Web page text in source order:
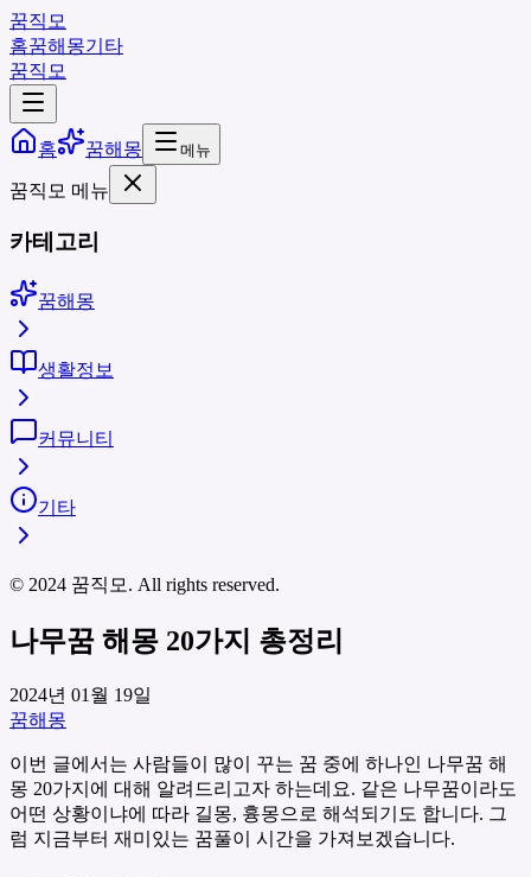
꿈직모
홈꿈해몽기타
꿈직모
홈 꿈해몽 메뉴
꿈직모 메뉴
카테고리
꿈해몽
생활정보
커뮤니티
기타
© 2024 꿈직모. All rights reserved.
나무꿈 해몽 20가지 총정리
2024년 01월 19일
꿈해몽
이번 글에서는 사람들이 많이 꾸는 꿈 중에 하나인 나무꿈 해
몽 20가지에 대해 알려드리고자 하는데요. 같은 나무꿈이라도
어떤 상황이냐에 따라 길몽, 흉몽으로 해석되기도 합니다. 그
럼 지금부터 재미있는 꿈풀이 시간을 가져보겠습니다.